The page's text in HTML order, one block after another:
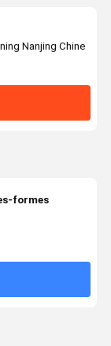
Nanjing Chine
formes